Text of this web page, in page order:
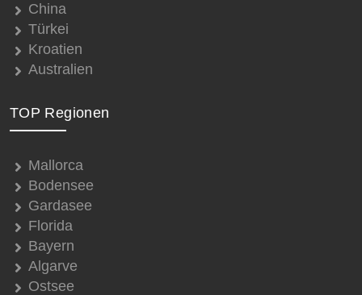
China
Türkei
Kroatien
Australien
TOP Regionen
Mallorca
Bodensee
Gardasee
Florida
Bayern
Algarve
Ostsee